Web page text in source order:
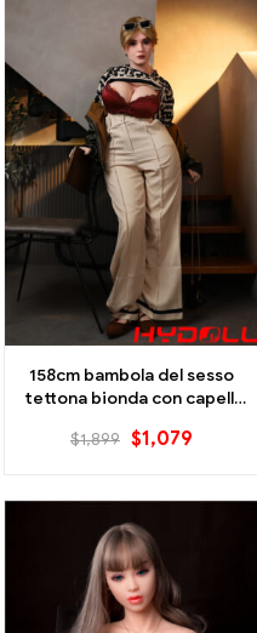
158cm bambola del sesso
tettona bionda con capelli
$1,899 $1,079